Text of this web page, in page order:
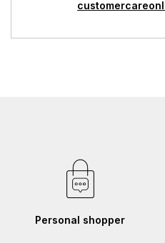
Personal shopper